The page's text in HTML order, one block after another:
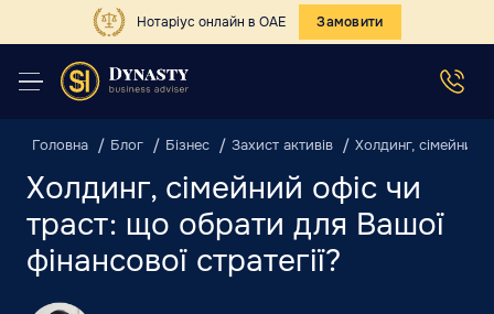
Нотаріус онлайн в ОАЕ Замовити
Головна Блог Бізнес Захист активів Холдинг, сімейний
Холдинг, сімейний офіс чи
траст: що обрати для Вашої
фінансової стратегії?